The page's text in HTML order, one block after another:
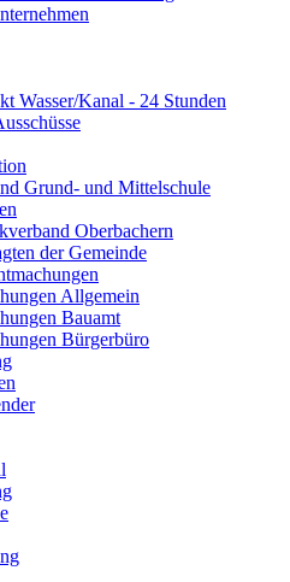
Wasser/Kanal - 24 Stunden
Grund- und Mittelschule
Oberbachern
der Gemeinde
Allgemein
Bauamt
Bürgerbüro